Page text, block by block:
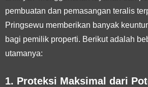
pembuatan dan pemasangan teralis
Pringsewu memberikan banyak
bagi pemilik properti. Berikut adalah
utamanya:
1. Proteksi Maksimal dari